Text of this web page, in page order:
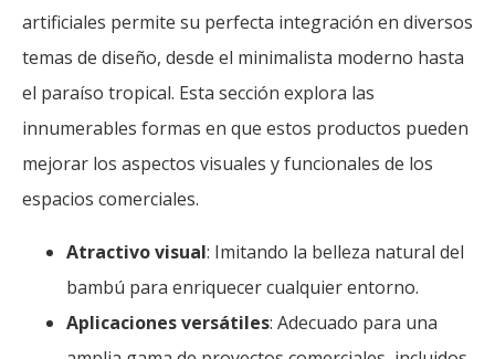
artificiales permite su perfecta integración en diversos
temas de diseño, desde el minimalista moderno hasta
el paraíso tropical. Esta sección explora las
innumerables formas en que estos productos pueden
mejorar los aspectos visuales y funcionales de los
espacios comerciales.
Atractivo visual: Imitando la belleza natural del
bambú para enriquecer cualquier entorno.
Aplicaciones versátiles: Adecuado para una